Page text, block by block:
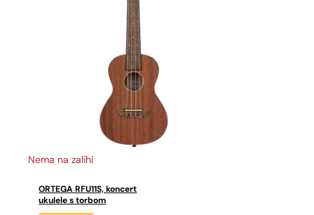
Nema na zalihi
ORTEGA RFU11S, koncert
ukulele s torbom